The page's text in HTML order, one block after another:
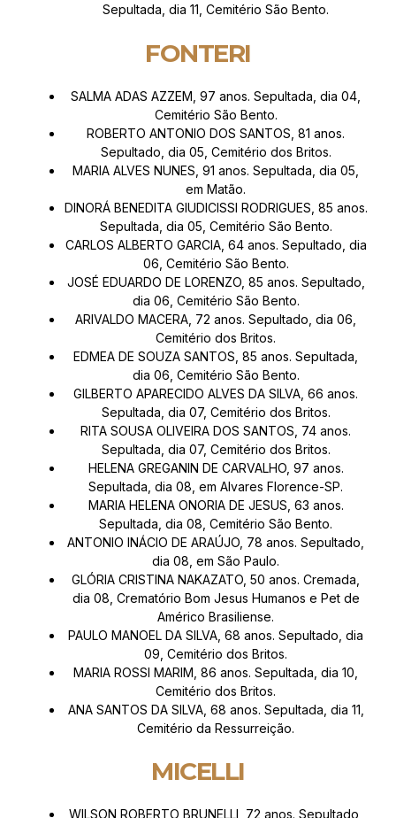
Sepultada, dia 11, Cemitério São Bento.
FONTERI
SALMA ADAS AZZEM, 97 anos. Sepultada, dia 04,
Cemitério São Bento.
ROBERTO ANTONIO DOS SANTOS, 81 anos.
Sepultado, dia 05, Cemitério dos Britos.
MARIA ALVES NUNES, 91 anos. Sepultada, dia 05,
em Matão.
DINORÁ BENEDITA GIUDICISSI RODRIGUES, 85 anos.
Sepultada, dia 05, Cemitério São Bento.
CARLOS ALBERTO GARCIA, 64 anos. Sepultado, dia
06, Cemitério São Bento.
JOSÉ EDUARDO DE LORENZO, 85 anos. Sepultado,
dia 06, Cemitério São Bento.
ARIVALDO MACERA, 72 anos. Sepultado, dia 06,
Cemitério dos Britos.
EDMEA DE SOUZA SANTOS, 85 anos. Sepultada,
dia 06, Cemitério São Bento.
GILBERTO APARECIDO ALVES DA SILVA, 66 anos.
Sepultada, dia 07, Cemitério dos Britos.
RITA SOUSA OLIVEIRA DOS SANTOS, 74 anos.
Sepultada, dia 07, Cemitério dos Britos.
HELENA GREGANIN DE CARVALHO, 97 anos.
Sepultada, dia 08, em Alvares Florence-SP.
MARIA HELENA ONORIA DE JESUS, 63 anos.
Sepultada, dia 08, Cemitério São Bento.
ANTONIO INÁCIO DE ARAÚJO, 78 anos. Sepultado,
dia 08, em São Paulo.
GLÓRIA CRISTINA NAKAZATO, 50 anos. Cremada,
dia 08, Crematório Bom Jesus Humanos e Pet de
Américo Brasiliense.
PAULO MANOEL DA SILVA, 68 anos. Sepultado, dia
09, Cemitério dos Britos.
MARIA ROSSI MARIM, 86 anos. Sepultada, dia 10,
Cemitério dos Britos.
ANA SANTOS DA SILVA, 68 anos. Sepultada, dia 11,
Cemitério da Ressurreição.
MICELLI
WILSON ROBERTO BRUNELLI, 72 anos. Sepultado,